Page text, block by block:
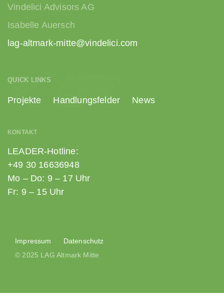
Vindelici Advisors AG
Isabelle Auersch
lag-altmark-mitte@vindelici.com
QUICK LINKS
Projekte Handlungsfelder News
KONTAKT
LEADER-Hotline:
+49 30 16636948
Mo – Do: 9 – 17 Uhr
Fr: 9 – 15 Uhr
Impressum
Datenschutz
© 2025 LAG Altmark Mitte